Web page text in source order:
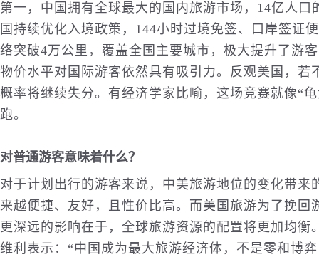
第一，中国拥有全球最大的国内旅游市场，14亿人
国持续优化入境政策，144小时过境免签、口岸签证
络突破4万公里，覆盖全国主要城市，极大提升了游
物价水平对国际游客依然具有吸引力。反观美国，
概率将继续失分。有经济学家比喻，这场竞赛就像“
跑。
对普通游客意味着什么？
对于计划出行的游客来说，中美旅游地位的变化带
来越便捷、友好，且性价比高。而美国旅游为了挽
更深远的影响在于，全球旅游资源的配置将更加均衡
维利表示：“中国成为最大旅游经济体，不是零和博